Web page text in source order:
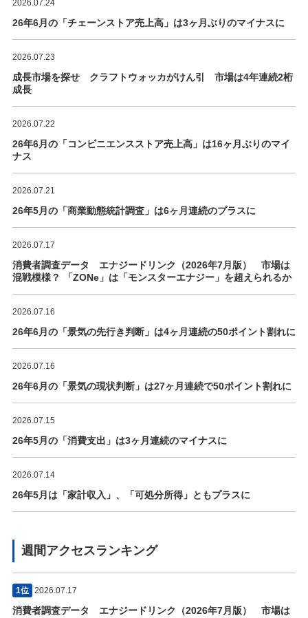
2026.07.24
26年6月の「チェーンストア売上高」は3ヶ月ぶりのマイナスに
2026.07.23
成長市場を探せ クラフトウォッカがけん引 市場は4年連続2桁
成長
2026.07.22
26年6月の「コンビニエンスストア売上高」は16ヶ月ぶりのマイ
ナス
2026.07.21
26年5月の「商業動態統計調査」は6ヶ月連続のプラスに
2026.07.17
消費者調査データ エナジードリンク（2026年7月版） 市場は
混戦模様？ 「ZONe」は「モンスターエナジー」を超えられるか
2026.07.16
26年6月の「景気の先行き判断」は4ヶ月連続の50ポイント割れに
2026.07.16
26年6月の「景気の現状判断」は27ヶ月連続で50ポイント割れに
2026.07.15
26年5月の「消費支出」は3ヶ月連続のマイナスに
2026.07.14
26年5月は「家計収入」、「可処分所得」ともプラスに
週間アクセスランキング
1位 2026.07.17
消費者調査データ エナジードリンク（2026年7月版） 市場は